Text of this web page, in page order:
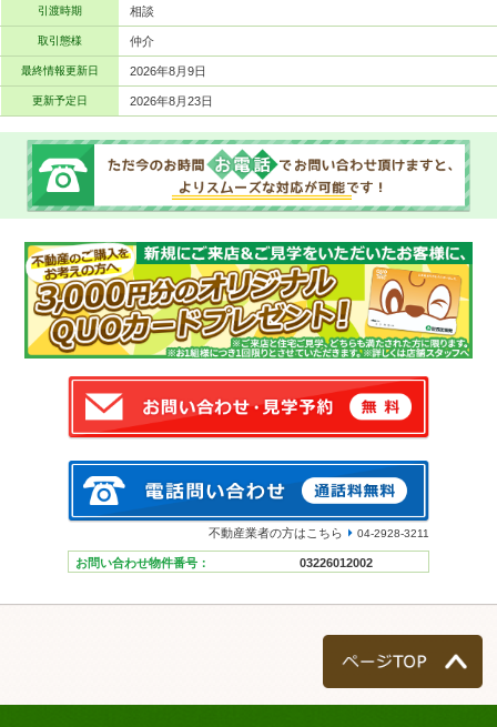
引渡時期 相談
取引態様 仲介
最終情報更新日 2026年8月9日
更新予定日 2026年8月23日
不動産業者の方はこちら 04-2928-3211
お問い合わせ物件番号： 03226012002